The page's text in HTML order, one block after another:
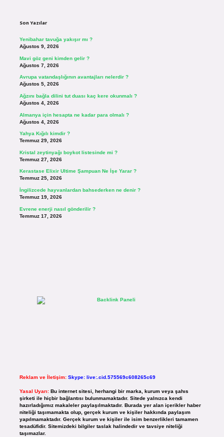
Son Yazılar
Yenibahar tavuğa yakışır mı ?
Ağustos 9, 2026
Mavi göz geni kimden gelir ?
Ağustos 7, 2026
Avrupa vatandaşlığının avantajları nelerdir ?
Ağustos 5, 2026
Ağzını bağla dilini tut duası kaç kere okunmalı ?
Ağustos 4, 2026
Almanya için hesapta ne kadar para olmalı ?
Ağustos 4, 2026
Yahya Kığılı kimdir ?
Temmuz 29, 2026
Kristal zeytinyağı boykot listesinde mi ?
Temmuz 27, 2026
Kerastase Elixir Ultime Şampuan Ne İşe Yarar ?
Temmuz 25, 2026
İngilizcede hayvanlardan bahsederken ne denir ?
Temmuz 19, 2026
Evrene enerji nasıl gönderilir ?
Temmuz 17, 2026
Reklam ve İletişim: Skype: live:.cid.575569c608265c69
Yasal Uyarı: Bu internet sitesi, herhangi bir marka, kurum veya şahıs
şirketi ile hiçbir bağlantısı bulunmamaktadır. Sitede yalnızca kendi
hazırladığımız makaleler paylaşılmaktadır. Burada yer alan içerikler haber
niteliği taşımamakta olup, gerçek kurum ve kişiler hakkında paylaşım
yapılmamaktadır. Gerçek kurum ve kişiler ile isim benzerlikleri tamamen
tesadüfidir. Sitemizdeki bilgiler taslak halindedir ve tavsiye niteliği
taşımazlar.